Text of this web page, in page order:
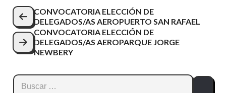
Navegación
de
entradas
CONVOCATORIA ELECCIÓN DE
DELEGADOS/AS AEROPUERTO SAN RAFAEL
CONVOCATORIA ELECCIÓN DE
DELEGADOS/AS AEROPARQUE JORGE
NEWBERY
Buscar: